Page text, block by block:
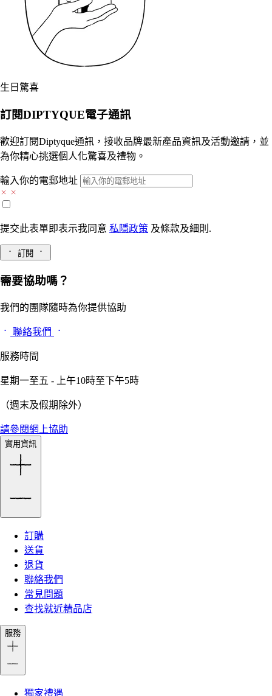
生日驚喜
訂閱DIPTYQUE電子通訊
歡迎訂閱Diptyque通訊，接收品牌最新產品資訊及活動邀請，並
為你精心挑選個人化驚喜及禮物。
輸入你的電郵地址
提交此表單即表示我同意 私隱政策 及條款及細則.
訂閱
需要協助嗎？
我們的團隊隨時為你提供協助
聯絡我們
服務時間
星期一至五 - 上午10時至下午5時
（週末及假期除外）
請參閱網上協助
實用資訊
訂購
送貨
退貨
聯絡我們
常見問題
查找就近精品店
服務
獨家禮遇